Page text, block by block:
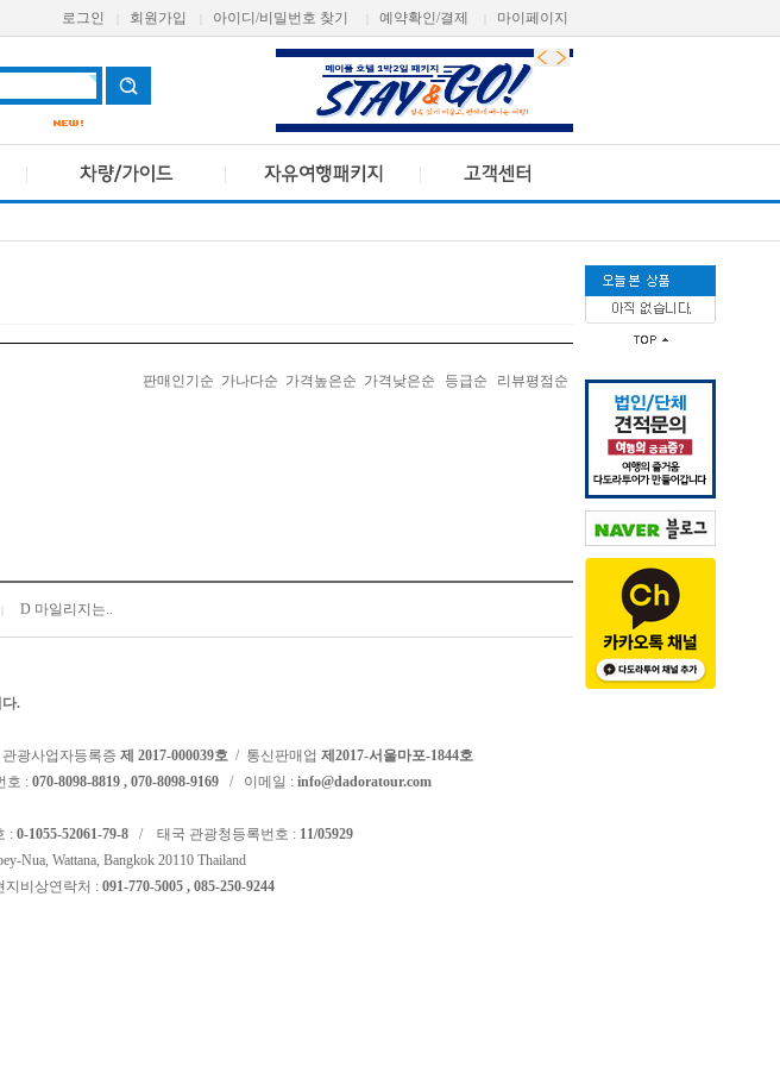
로그인 회원가입 아이디/비밀번호 찾기 예약확인/결제 마이페이지
2
판매인기순 가나다순 가격높은순 가격낮은순 등급순 리뷰평점순
D 마일리지는..
.
광사업자등록증 제 2017-000039호 / 통신판매업 제2017-서울마포-1844호
호 : 070-8098-8819 , 070-8098-9169 / 이메일 : info@dadoratour.com
: 0-1055-52061-79-8 / 태국 관광청등록번호 : 11/05929
Nua, Wattana, Bangkok 20110 Thailand
비상연락처 : 091-770-5005 , 085-250-9244